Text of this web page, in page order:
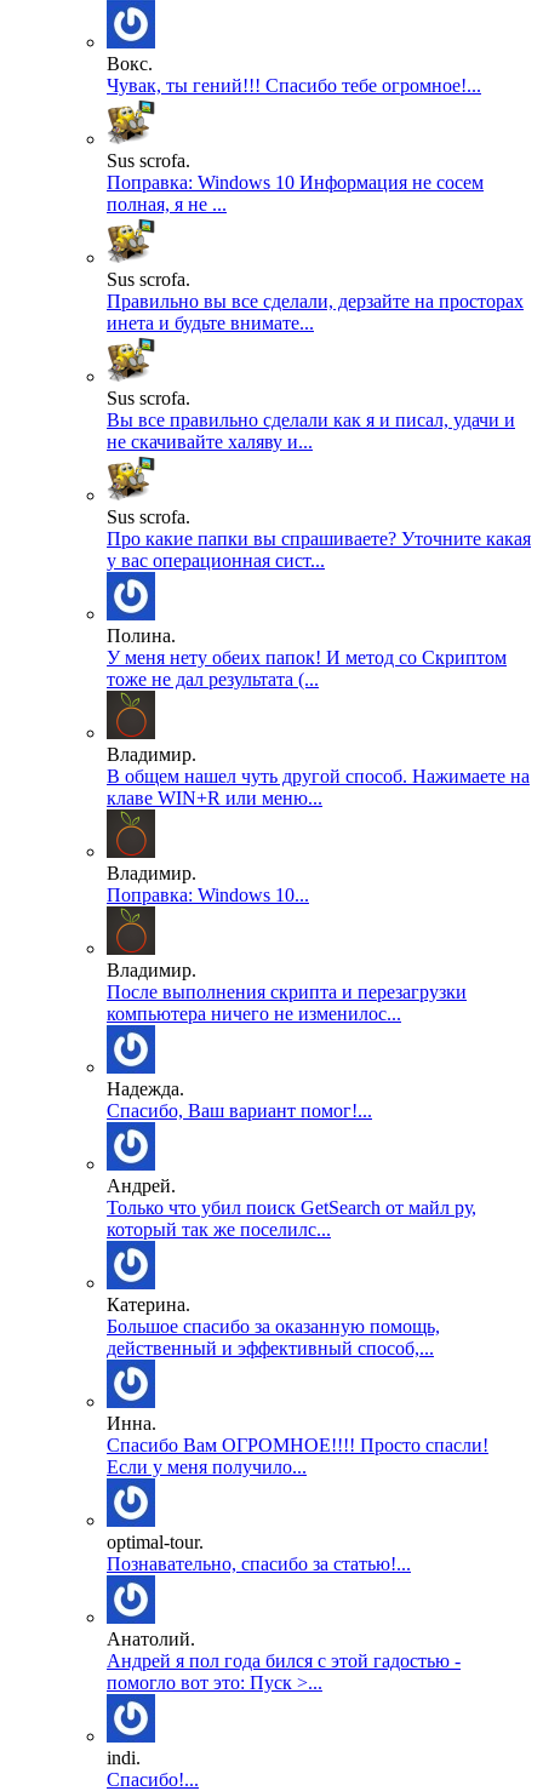
Вокс.
Чувак, ты гений!!! Спасибо тебе огромное!...
Sus scrofa.
Поправка: Windows 10 Информация не сосем
полная, я не ...
Sus scrofa.
Правильно вы все сделали, дерзайте на просторах
инета и будьте внимате...
Sus scrofa.
Вы все правильно сделали как я и писал, удачи и
не скачивайте халяву и...
Sus scrofa.
Про какие папки вы спрашиваете? Уточните какая
у вас операционная сист...
Полина.
У меня нету обеих папок! И метод со Скриптом
тоже не дал результата (...
Владимир.
В общем нашел чуть другой способ. Нажимаете на
клаве WIN+R или меню...
Владимир.
Поправка: Windows 10...
Владимир.
После выполнения скрипта и перезагрузки
компьютера ничего не изменилос...
Надежда.
Спасибо, Ваш вариант помог!...
Андрей.
Только что убил поиск GetSearch от майл ру,
который так же поселилс...
Катерина.
Большое спасибо за оказанную помощь,
действенный и эффективный способ,...
Инна.
Спасибо Вам ОГРОМНОЕ!!!! Просто спасли!
Если у меня получило...
optimal-tour.
Познавательно, спасибо за статью!...
Анатолий.
Андрей я пол года бился с этой гадостью -
помогло вот это: Пуск >...
indi.
Спасибо!...